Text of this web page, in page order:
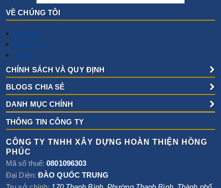
VỀ CHÚNG TÔI
Liên hệ
Hồng Phúc
Tin tức
CHÍNH SÁCH VÀ QUY ĐỊNH
BLOGS CHIA SẺ
DANH MỤC CHÍNH
THÔNG TIN CÔNG TY
CÔNG TY TNHH XÂY DỰNG HOÀN THIỆN HỒNG
PHÚC
Mã số thuế:0801096303
Đại Diện: ĐÀO QUỐC TRUNG